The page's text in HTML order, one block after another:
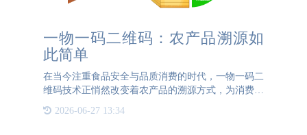
一物一码二维码：农产品溯源如
此简单
在当今注重食品安全与品质消费的时代，一物一码二
维码技术正悄然改变着农产品的溯源方式，为消费者
作，消费者即可深入探索农产品的“前世今生”。这项
2026-06-27 13:34